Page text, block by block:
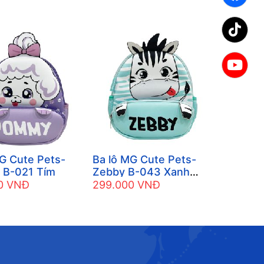
Cute Pets-
B-021 Tím
VNĐ
Ba lô MG Cute Pets-
Zebby B-043 Xanh
ngọc
299.000 VNĐ